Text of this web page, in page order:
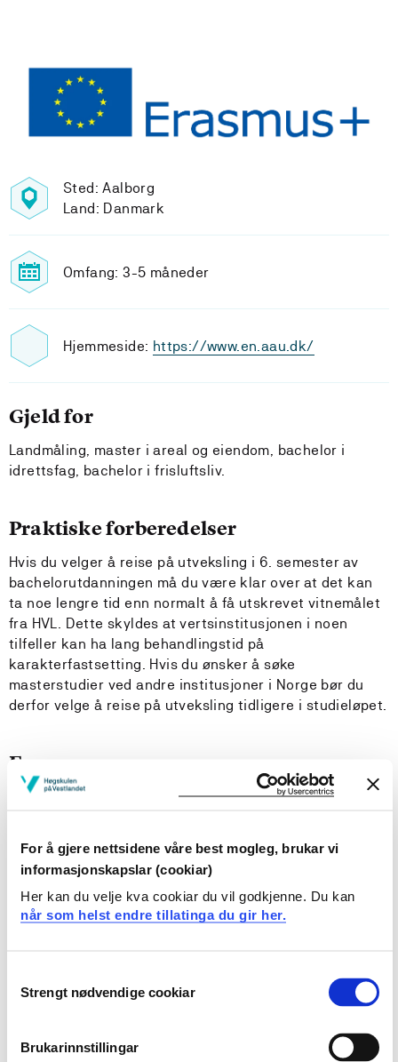
For å gjere nettsidene våre best mogleg, brukar vi
informasjonskapslar (cookiar)
Her kan du velje kva cookiar du vil godkjenne. Du kan
når som helst endre tillatinga du gir her.
Selection
Strengt nødvendige cookiar
Brukarinnstillingar
Sted: Aalborg
Land: Danmark
Omfang: 3-5 måneder
Hjemmeside: https://www.en.aau.dk/
Gjeld for
Landmåling, master i areal og eiendom, bachelor i
idrettsfag, bachelor i frisluftsliv.
Praktiske forberedelser
Hvis du velger å reise på utveksling i 6. semester av
bachelorutdanningen må du være klar over at det kan
ta noe lengre tid enn normalt å få utskrevet vitnemålet
fra HVL. Dette skyldes at vertsinstitusjonen i noen
tilfeller kan ha lang behandlingstid på
karakterfastsetting. Hvis du ønsker å søke
masterstudier ved andre institusjoner i Norge bør du
derfor velge å reise på utveksling tidligere i studieløpet.
Erasmus+
Dette er en Erasmus+ avtale. Som Erasmusstudent
studere på gode europeiske universiteter uten å betale
skolepenger. Gjennom Erasmus+ får du ekstra stipend
som gir deg mer penger til å nyte oppholdet.
hvordan du kan reise på Erasmus+ utveksling.
Ordinært undervisningsspråk er dansk, men det tilbys
også enkelte moduler på engelsk. Det kreves ingen
spesiell språktest dersom du skal følge undervisning på
dansk. For undervisning på engelsk er kravet C1. Alle